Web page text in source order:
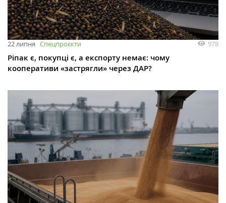
22 липня Спецпроєкти 978
Ріпак є, покупці є, а експорту немає: чому
кооперативи «застрягли» через ДАР?